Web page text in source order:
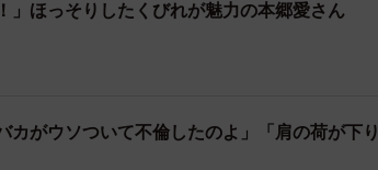
」ほっそりしたくびれが魅力の本郷愛さん
カがウソついて不倫したのよ」「肩の荷が下り